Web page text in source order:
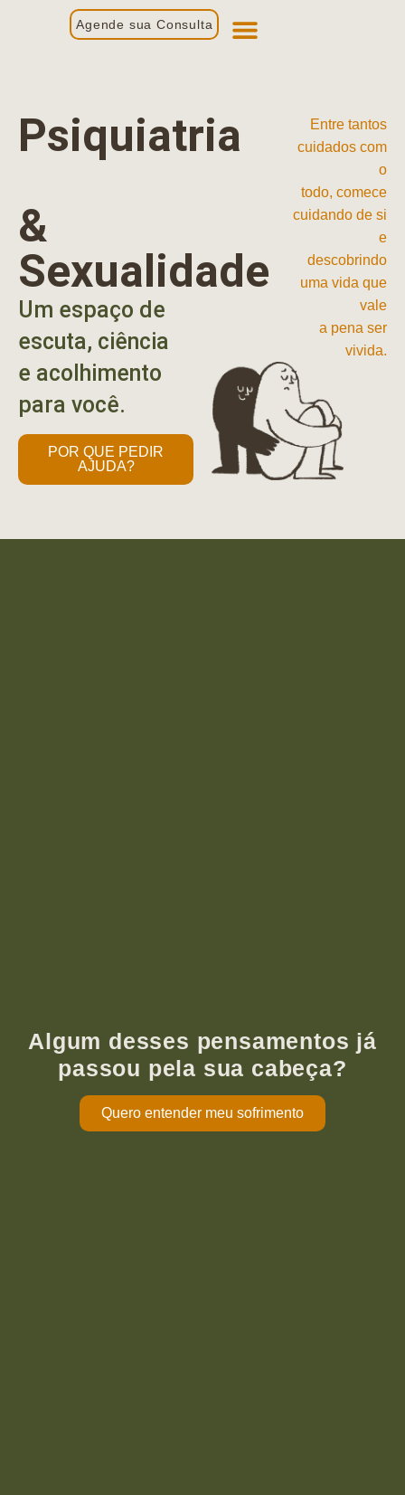
Agende sua Consulta
Psiquiatria
&
Sexualidade
Um espaço de
escuta, ciência
e acolhimento
para você.
POR QUE PEDIR
AJUDA?
Entre tantos
cuidados com
o
todo, comece
cuidando de si
e
descobrindo
uma vida que
vale
a pena ser
vivida.
Algum desses pensamentos já
passou pela sua cabeça?
Quero entender meu sofrimento